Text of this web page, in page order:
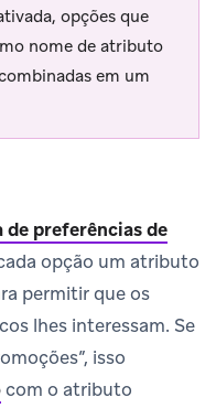
opções que
nome de atributo
em um
de preferências de
opção um atributo
permitir que os
lhes interessam. Se
isso
com o atributo